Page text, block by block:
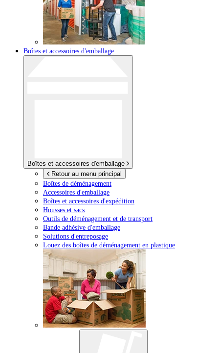
Boîtes et accessoires d'emballage
Boîtes et accessoires d'emballage
Retour au menu principal
Boîtes de déménagement
Accessoires d'emballage
Boîtes et accessoires d'expédition
Housses et sacs
Outils de déménagement et de transport
Bande adhésive d'emballage
Solutions d'entreposage
Louez des boîtes de déménagement en plastique